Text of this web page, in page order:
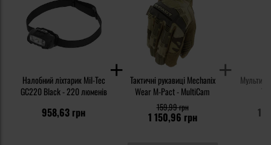
Налобний ліхтарик Mil-Tec
GC220 Black - 220 люменів
958,63 грн
Тактичні рукавиці Mechanix
Wear M-Pact - MultiCam
1 150,96 грн
159,99 грн 1